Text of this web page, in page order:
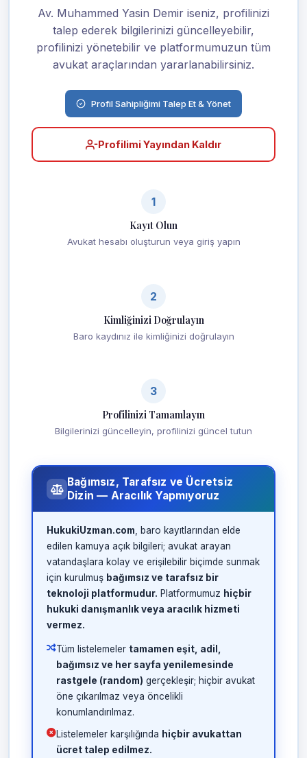
Av. Muhammed Yasin Demir iseniz, profilinizi
talep ederek bilgilerinizi güncelleyebilir,
profilinizi yönetebilir ve platformumuzun tüm
avukat araçlarından yararlanabilirsiniz.
Profil Sahipliğimi Talep Et & Yönet
Profilimi Yayından Kaldır
1
Kayıt Olun
Avukat hesabı oluşturun veya giriş yapın
2
Kimliğinizi Doğrulayın
Baro kaydınız ile kimliğinizi doğrulayın
3
Profilinizi Tamamlayın
Bilgilerinizi güncelleyin, profilinizi güncel tutun
Bağımsız, Tarafsız ve Ücretsiz
Dizin — Aracılık Yapmıyoruz
HukukiUzman.com , baro kayıtlarından elde
edilen kamuya açık bilgileri; avukat arayan
vatandaşlara kolay ve erişilebilir biçimde sunmak
için kurulmuş bağımsız ve tarafsız bir
teknoloji platformudur. Platformumuz hiçbir
hukuki danışmanlık veya aracılık hizmeti
vermez.
Tüm listelemeler tamamen eşit, adil,
bağımsız ve her sayfa yenilemesinde
rastgele (random) gerçekleşir; hiçbir avukat
öne çıkarılmaz veya öncelikli
konumlandırılmaz.
Listelemeler karşılığında hiçbir avukattan
ücret talep edilmez.